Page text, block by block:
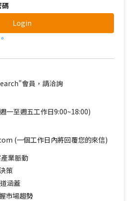
碼
Login
會員，請洽詢
一至週五工作日9:00~18:00)
(一個工作日內將回覆您的來信)
業脈動
策
涵蓋
市場趨勢